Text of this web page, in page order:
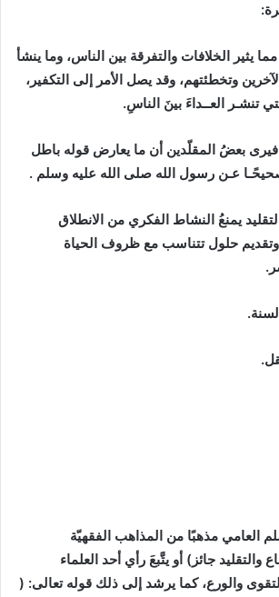
يثير الخلافات والتفرقة بين الناس، وما ينشأ
وتخطئتهم، وقد يصل الأمر إلى التكفير،
تنشـر العــداءَ بينَ الناسِ.
بعضُ المقلّدين أن ما يعارض قوله باطل
عـن رسول الله صلى الله عليه وسلم .
يمنعُ النشاط الفكري من الانطلاق
وتقديم حلول تتناسب مع ظروف الحياة
العامي مذهبًا من المذاهب الفقهيّة
والتقليد جائز) أو يتَّبعَ رأي أحد العلماء
والورع، كما يرشد إلى ذلك قوله تعالى: (